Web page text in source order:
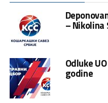
– Nikolina
Odluke
godine